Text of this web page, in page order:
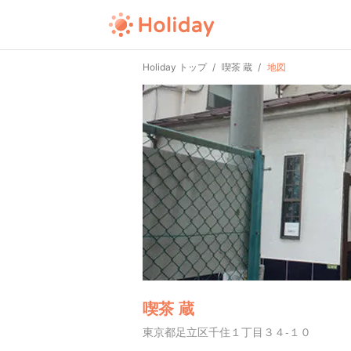
Holiday トップ 喫茶 蔵 地図
喫茶 蔵
東京都足立区千住１丁目３４-１０